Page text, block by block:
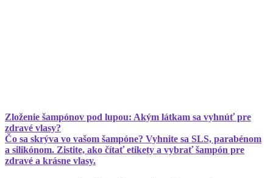
Zloženie šampónov pod lupou: Akým látkam sa vyhnúť pre
zdravé vlasy?
Čo sa skrýva vo vašom šampóne? Vyhnite sa SLS, parabénom
a silikónom. Zistite, ako čítať etikety a vybrať šampón pre
zdravé a krásne vlasy.